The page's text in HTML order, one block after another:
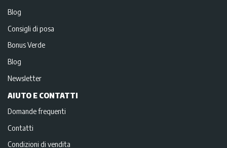
Blog
Consigli di posa
Bonus Verde
Blog
Newsletter
AIUTO E CONTATTI
Domande frequenti
Contatti
Condizioni di vendita